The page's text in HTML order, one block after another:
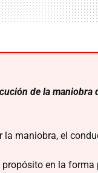
de la maniobra
la maniobra, el
en la forma